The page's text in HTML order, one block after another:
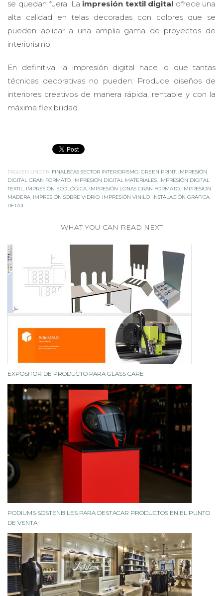
se quedan fuera. La impresión textil digital ofrece una
alta calidad en telas decoradas con colores que se
pueden aplicar a una amplia gama de proyectos de
interiorismo
En definitiva, la impresión digital hace lo que tantas
técnicas decorativas no pueden: Produce diseños de
interiores creativos de manera rápida, rentable y con la
máxima flexibilidad.
TAGGED UNDER: FINALISTAS SECTOR INTERIORISMO GREEN PRINT, IMPRESIÓN
DIGITAL GRAN FORMATO IMPRESION DIGITAL MATERIALES IMPRESIÓN DIGITAL
TEXTIL IMPRESIÓN ECOLÓGICA IMPRESIÓN LONAS GRAN FORMATO IMPRESION
MADERA IMPRESIÓN SOBRE VIDRIO IMPRESIÓN VINILO INSTALACIÓN GRÁFICA
RETAIL
WHAT YOU CAN READ NEXT
EXPOSITOR DE PRODUCTO PARA GLASS CARE
PODIUMS SOSTENBILES PARA DESTACAR PRODUCTOS EN EL PUNTO
DE VENTA